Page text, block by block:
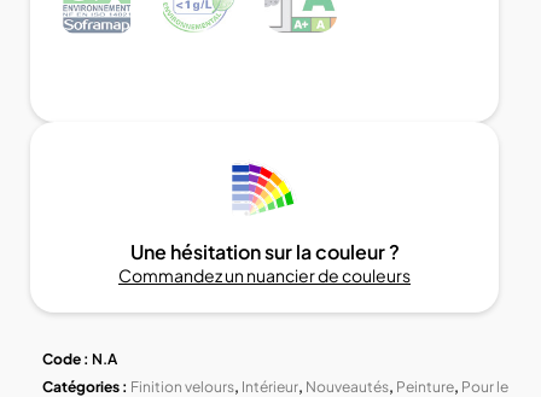
Une hésitation sur la couleur ?
Commandez un nuancier de couleurs
Code : N.A
Catégories : Finition velours, Intérieur, Nouveautés, Peinture, Pour le